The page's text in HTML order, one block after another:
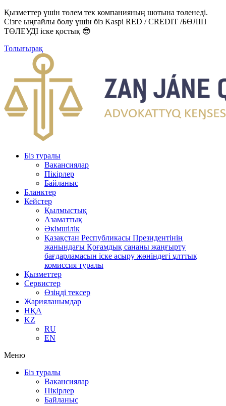
Қызметтер үшін төлем тек компанияның шотына төленеді.
Сізге ыңғайлы болу үшін біз Kaspi RED / CREDIT /БӨЛІП
ТӨЛЕУДІ іске қостық 😎
Толығырақ
Біз туралы
Вакансиялар
Пікірлер
Байланыс
Бланктер
Кейстер
Қылмыстық
Азаматтық
Әкімшілік
Қазақстан Республикасы Президентінің
жанындағы Қоғамдық сананы жаңғырту
бағдарламасын іске асыру жөніндегі ұлттық
комиссия туралы
Қызметтер
Сервистер
Өзіңді тексер
Жарияланымдар
НҚА
KZ
RU
EN
Меню
Біз туралы
Вакансиялар
Пікірлер
Байланыс